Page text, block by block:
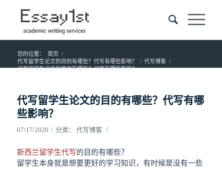
您的位置： 首页 /
代写留学生论文的目的有哪些？代写有哪些影响？
/ 代写博客 /
代写留学生论文的目的有哪些？代写有哪些影响？
代写留学生论文的目的有哪些？代写有哪
些影响？
07/17/2020 / 分类： 代写博客 /
新西兰留学生代写的目的有哪些？
留学生本身就是想要更好的学习知识，有时候是没有一些